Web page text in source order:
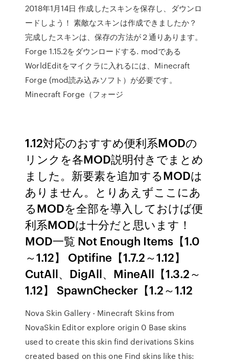
2018年1月14日 作成したスキンを保存し、ダウンロ
ードしよう！ 素敵なスキンは作成できましたか？
完成したスキンは、保存の方法が２通りあります。
Forge 1.15.2をダウンロードする. modである
WorldEditをマイクラに入れるには、Minecraft
Forge (mod読み込みソフト）が必要です。
Minecraft Forge（フォージ
1.12対応のおすすめ便利系MODの
リンクを各MOD説明付きでまとめ
ました。新要素を追加するMODは
ありません。とりあえずここにあ
るMODを全部を導入しておけば便
利系MODは十分だと思います！
MOD一覧 Not Enough Items【1.0
～1.12】 Optifine【1.7.2～1.12】
CutAll、DigAll、MineAll【1.3.2～
1.12】 SpawnChecker【1.2～1.12
Nova Skin Gallery - Minecraft Skins from
NovaSkin Editor explore origin 0 Base skins
used to create this skin find derivations Skins
created based on this one Find skins like this: